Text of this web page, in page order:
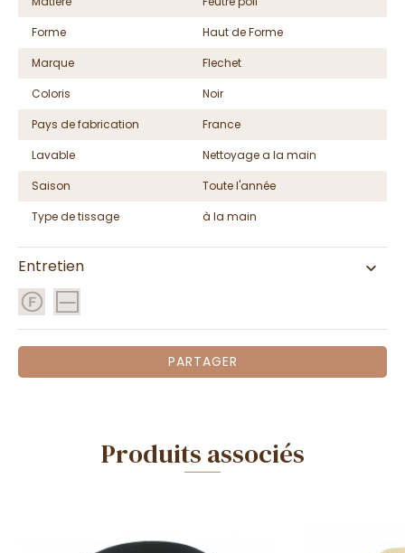
Forme
Haut de Forme
Marque
Flechet
Coloris
Noir
Pays de fabrication
France
Lavable
Nettoyage a la main
Saison
Toute l'année
Type de tissage
à la main
Entretien
PARTAGER
Produits associés